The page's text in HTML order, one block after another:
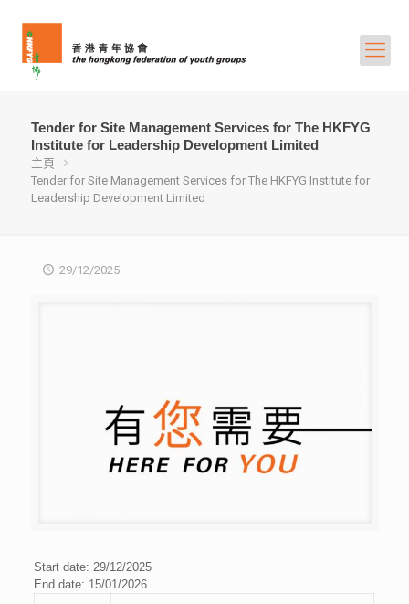
Tender for Site Management Services for The HKFYG
Institute for Leadership Development Limited
主頁
Tender for Site Management Services for The HKFYG Institute for
Leadership Development Limited
29/12/2025
Start date: 29/12/2025
End date: 15/01/2026